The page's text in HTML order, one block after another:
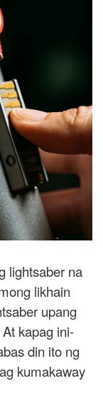
lightsaber na
likhain
upang
kapag ini-
din ito ng
kumakaway